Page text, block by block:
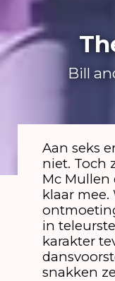
Bill
Aan seks
niet. Toch
Mc Mullen
klaar mee.
in
karakter
snakken